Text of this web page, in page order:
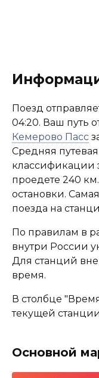
Поезд
04:20. Ваш путь
Кемерово Пасс
Средняя
классификации
проедете 240
остановки.
поезда на
По правилам в
внутри России
Для станций
время.
В столбце
текущей
Основной